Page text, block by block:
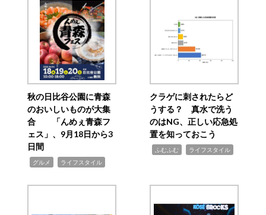
秋の日比谷公園に青森
のおいしいものが大集
合 「んめぇ青森フ
ェス」、9月18日から3
日間
グルメ ライフスタイル
クラゲに刺されたらど
うする？ 真水で洗う
のはNG、正しい応急処
置を知っておこう
ふむふむ ライフスタイル